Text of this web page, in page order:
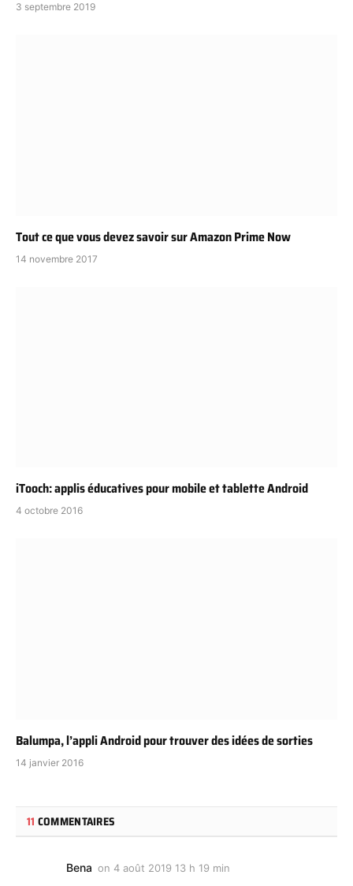
3 septembre 2019
Tout ce que vous devez savoir sur Amazon Prime Now
14 novembre 2017
iTooch: applis éducatives pour mobile et tablette Android
4 octobre 2016
Balumpa, l’appli Android pour trouver des idées de sorties
14 janvier 2016
11 COMMENTAIRES
Bena on 4 août 2019 13 h 19 min